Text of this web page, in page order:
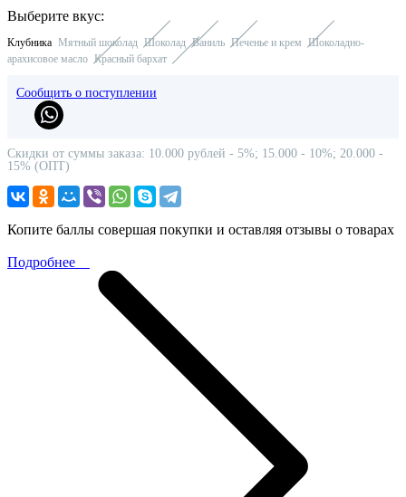
Выберите вкус:
Клубника Мятный шоколад Шоколад Ваниль Печенье и крем Шоколадно-
арахисовое масло Красный бархат
Сообщить о поступлении
Скидки от суммы заказа: 10.000 рублей - 5%; 15.000 - 10%; 20.000 -
15% (ОПТ)
Копите баллы совершая покупки и оставляя отзывы о товарах
Подробнее